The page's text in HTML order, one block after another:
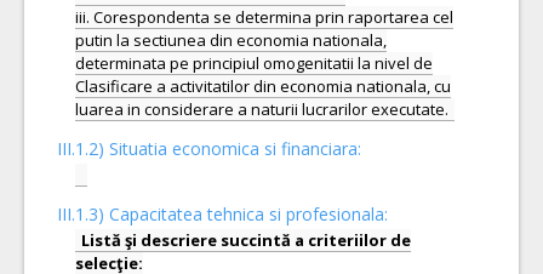
iii. Corespondenta se determina prin raportarea cel
putin la sectiunea din economia nationala,
determinata pe principiul omogenitatii la nivel de
Clasificare a activitatilor din economia nationala, cu
III.1.2) Situatia economica si financiara:
III.1.3) Capacitatea tehnica si profesionala:
Listă şi descriere succintă a criteriilor de